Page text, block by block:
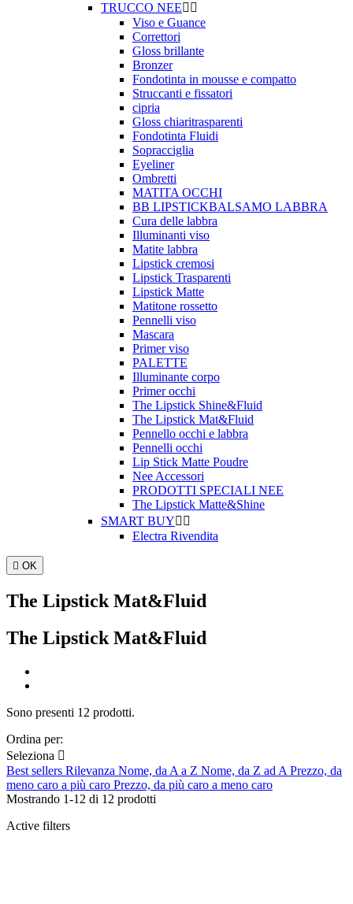
TRUCCO NEE 
Viso e Guance
Correttori
Gloss brillante
Bronzer
Fondotinta in mousse e compatto
Struccanti e fissatori
cipria
Gloss chiaritrasparenti
Fondotinta Fluidi
Sopracciglia
Eyeliner
Ombretti
MATITA OCCHI
BB LIPSTICKBALSAMO LABBRA
Cura delle labbra
Illuminanti viso
Matite labbra
Lipstick cremosi
Lipstick Trasparenti
Lipstick Matte
Matitone rossetto
Pennelli viso
Mascara
Primer viso
PALETTE
Illuminante corpo
Primer occhi
The Lipstick Shine&Fluid
The Lipstick Mat&Fluid
Pennello occhi e labbra
Pennelli occhi
Lip Stick Matte Poudre
Nee Accessori
PRODOTTI SPECIALI NEE
The Lipstick Matte&Shine
SMART BUY 
Electra Rivendita
 OK
The Lipstick Mat&Fluid
The Lipstick Mat&Fluid
Sono presenti 12 prodotti.
Ordina per:
Seleziona 
Best sellers Rilevanza Nome, da A a Z Nome, da Z ad A Prezzo, da
meno caro a più caro Prezzo, da più caro a meno caro
Mostrando 1-12 di 12 prodotti
Active filters